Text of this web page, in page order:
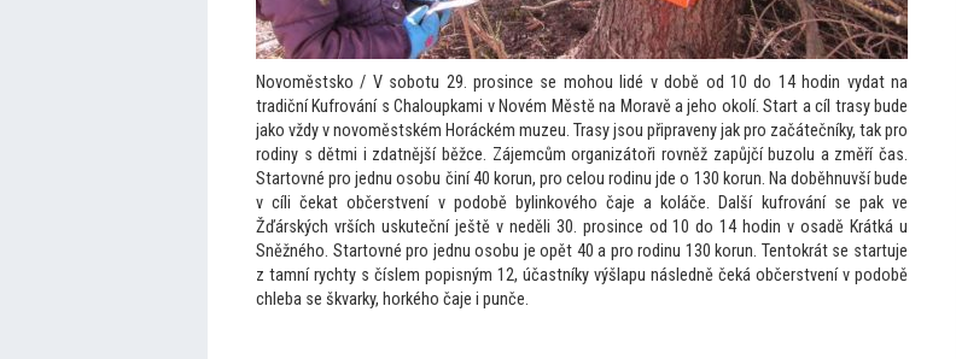
Novoměstsko / V sobotu 29. prosince se mohou lidé v době od 10 do 14 hodin vydat na
tradiční Kufrování s Chaloupkami v Novém Městě na Moravě a jeho okolí. Start a cíl trasy bude
jako vždy v novoměstském Horáckém muzeu. Trasy jsou připraveny jak pro začátečníky, tak pro
rodiny s dětmi i zdatnější běžce. Zájemcům organizátoři rovněž zapůjčí buzolu a změří čas.
Startovné pro jednu osobu činí 40 korun, pro celou rodinu jde o 130 korun. Na doběhnuvší bude
v cíli čekat občerstvení v podobě bylinkového čaje a koláče. Další kufrování se pak ve
Žďárských vrších uskuteční ještě v neděli 30. prosince od 10 do 14 hodin v osadě Krátká u
Sněžného. Startovné pro jednu osobu je opět 40 a pro rodinu 130 korun. Tentokrát se startuje
z tamní rychty s číslem popisným 12, účastníky výšlapu následně čeká občerstvení v podobě
chleba se škvarky, horkého čaje i punče.